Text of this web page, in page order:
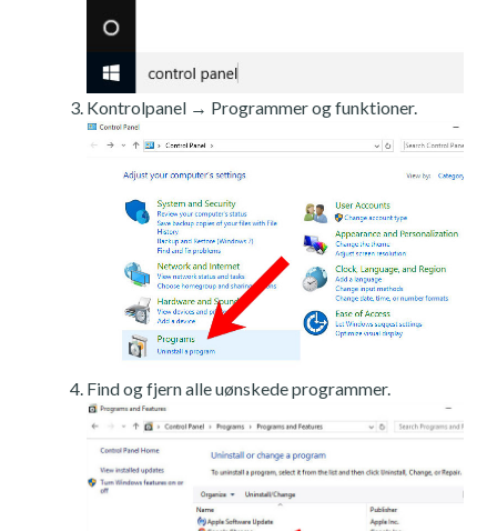
Kontrolpanel → Programmer og funktioner.
Find og fjern alle uønskede programmer.